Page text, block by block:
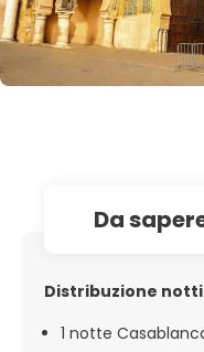
da
Distribuzione
1 notte